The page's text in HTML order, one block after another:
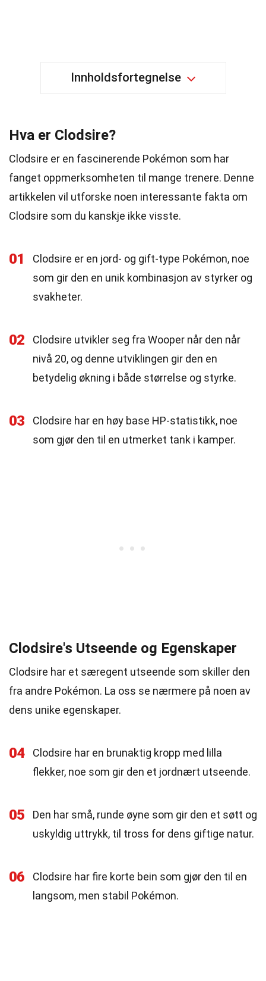
Innholdsfortegnelse
Hva er Clodsire?
Clodsire er en fascinerende Pokémon som har
fanget oppmerksomheten til mange trenere. Denne
artikkelen vil utforske noen interessante fakta om
Clodsire som du kanskje ikke visste.
01
Clodsire er en jord- og gift-type Pokémon, noe
som gir den en unik kombinasjon av styrker og
svakheter.
02
Clodsire utvikler seg fra Wooper når den når
nivå 20, og denne utviklingen gir den en
betydelig økning i både størrelse og styrke.
03
Clodsire har en høy base HP-statistikk, noe
som gjør den til en utmerket tank i kamper.
Clodsire's Utseende og Egenskaper
Clodsire har et særegent utseende som skiller den
fra andre Pokémon. La oss se nærmere på noen av
dens unike egenskaper.
04
Clodsire har en brunaktig kropp med lilla
flekker, noe som gir den et jordnært utseende.
05
Den har små, runde øyne som gir den et søtt og
uskyldig uttrykk, til tross for dens giftige natur.
06
Clodsire har fire korte bein som gjør den til en
langsom, men stabil Pokémon.